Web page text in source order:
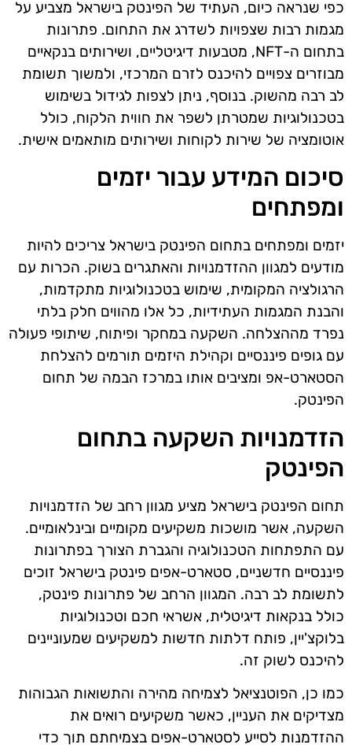
כפי שנראה כיום, העתיד של הפינטק בישראל מצביע על
מגמות רבות שצפויות לשדרג את התחום. פתרונות
בתחום ה-NFT, מטבעות דיגיטליים, ושירותים בנקאיים
מבוזרים צפויים להיכנס לזרם המרכזי, ולמשוך תשומת
לב רבה מהשוק. בנוסף, ניתן לצפות לגידול בשימוש
בטכנולוגיות שמטרתן לשפר את חווית הלקוח, כולל
אוטומציה של שירות לקוחות ושירותים מותאמים אישית.
סיכום המידע עבור יזמים
ומפתחים
יזמים ומפתחים בתחום הפינטק בישראל צריכים להיות
מודעים למגוון ההזדמנויות והאתגרים בשוק. הכרות עם
הרגולציה המקומית, שימוש בטכנולוגיות מתקדמות,
והבנת המגמות העתידיות, כל אלו מהווים חלק בלתי
נפרד מההצלחה. השקעה במחקר ופיתוח, שיתופי פעולה
עם גופים פיננסיים וקהילת היזמים תורמים להצלחת
הסטארט-אפ ומציבים אותו במרכז הבמה של תחום
הפינטק.
הזדמנויות השקעה בתחום
הפינטק
תחום הפינטק בישראל מציע מגוון רחב של הזדמנויות
השקעה, אשר מושכות משקיעים מקומיים ובינלאומיים.
עם התפתחות הטכנולוגיה והגברת הצורך בפתרונות
פיננסיים חדשניים, סטארט-אפים פינטק בישראל זוכים
לתשומת לב רבה. המגוון הרחב של פתרונות פינטק,
כולל בנקאות דיגיטלית, אשראי חכם וטכנולוגיות
בלוקצ'יין, פותח דלתות חדשות למשקיעים שמעוניינים
להיכנס לשוק זה.
כמו כן, הפוטנציאל לצמיחה מהירה והתשואות הגבוהות
מצדיקים את העניין, כאשר משקיעים רואים את
ההזדמנות לסייע לסטארט-אפים בצמיחתם תוך כדי